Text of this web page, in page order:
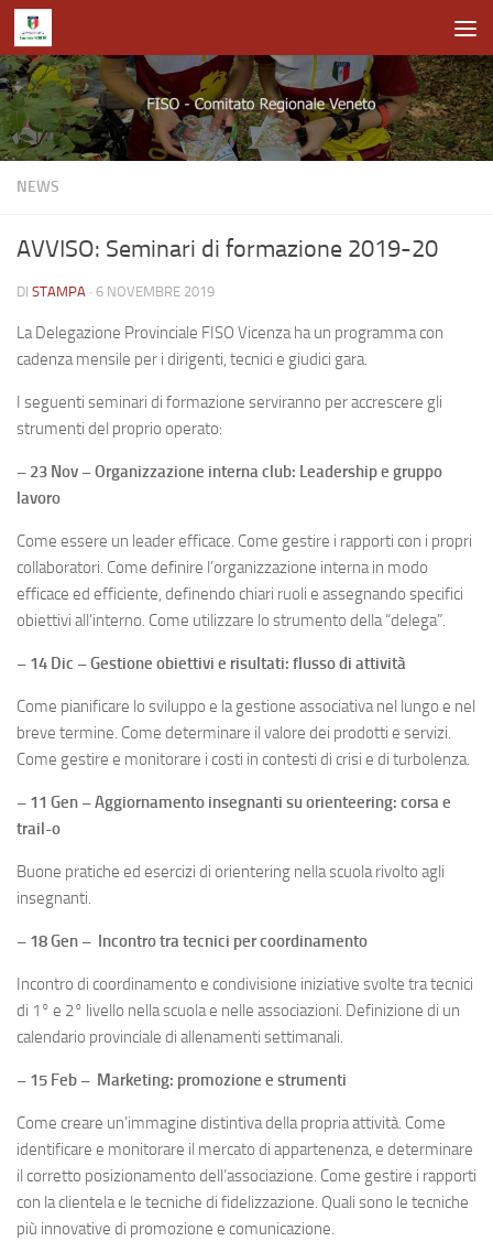
Salta al contenuto
NEWS
AVVISO: Seminari di formazione 2019-20
DI STAMPA · 6 NOVEMBRE 2019
La Delegazione Provinciale FISO Vicenza ha un programma con
cadenza mensile per i dirigenti, tecnici e giudici gara.
I seguenti seminari di formazione serviranno per accrescere gli
strumenti del proprio operato:
– 23 Nov – Organizzazione interna club: Leadership e gruppo
lavoro
Come essere un leader efficace. Come gestire i rapporti con i propri
collaboratori. Come definire l’organizzazione interna in modo
efficace ed efficiente, definendo chiari ruoli e assegnando specifici
obiettivi all’interno. Come utilizzare lo strumento della “delega”.
– 14 Dic – Gestione obiettivi e risultati: flusso di attività
Come pianificare lo sviluppo e la gestione associativa nel lungo e nel
breve termine. Come determinare il valore dei prodotti e servizi.
Come gestire e monitorare i costi in contesti di crisi e di turbolenza.
– 11 Gen – Aggiornamento insegnanti su orienteering: corsa e
trail-o
Buone pratiche ed esercizi di orientering nella scuola rivolto agli
insegnanti.
– 18 Gen – Incontro tra tecnici per coordinamento
Incontro di coordinamento e condivisione iniziative svolte tra tecnici
di 1° e 2° livello nella scuola e nelle associazioni. Definizione di un
calendario provinciale di allenamenti settimanali.
– 15 Feb – Marketing: promozione e strumenti
Come creare un’immagine distintiva della propria attività. Come
identificare e monitorare il mercato di appartenenza, e determinare
il corretto posizionamento dell’associazione. Come gestire i rapporti
con la clientela e le tecniche di fidelizzazione. Quali sono le tecniche
più innovative di promozione e comunicazione.